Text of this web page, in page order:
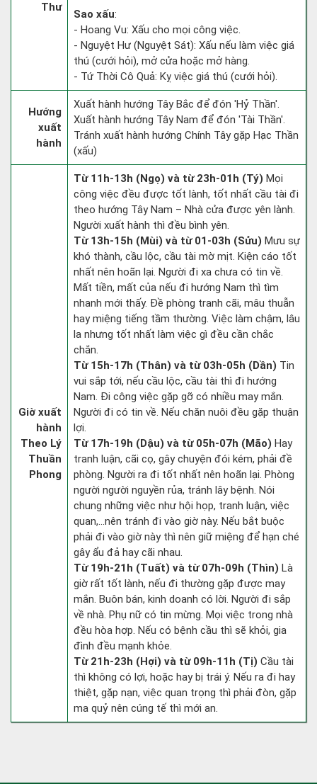
Thư
Sao xấu:
- Hoang Vu: Xấu cho mọi công việc.
- Nguyệt Hư (Nguyệt Sát): Xấu nếu làm việc giá
thú (cưới hỏi), mở cửa hoặc mở hàng.
- Tứ Thời Cô Quả: Kỵ việc giá thú (cưới hỏi).
Hướng
xuất
hành
Xuất hành hướng Tây Bắc để đón 'Hỷ Thần'.
Xuất hành hướng Tây Nam để đón 'Tài Thần'.
Tránh xuất hành hướng Chính Tây gặp Hạc Thần
(xấu)
Giờ xuất
hành
Theo Lý
Thuần
Phong
Từ 11h-13h (Ngọ) và từ 23h-01h (Tý) Mọi
công việc đều được tốt lành, tốt nhất cầu tài đi
theo hướng Tây Nam – Nhà cửa được yên lành.
Người xuất hành thì đều bình yên.
Từ 13h-15h (Mùi) và từ 01-03h (Sửu) Mưu sự
khó thành, cầu lộc, cầu tài mờ mịt. Kiện cáo tốt
nhất nên hoãn lại. Người đi xa chưa có tin về.
Mất tiền, mất của nếu đi hướng Nam thì tìm
nhanh mới thấy. Đề phòng tranh cãi, mâu thuẫn
hay miệng tiếng tầm thường. Việc làm chậm, lâu
la nhưng tốt nhất làm việc gì đều cần chắc
chắn.
Từ 15h-17h (Thân) và từ 03h-05h (Dần) Tin
vui sắp tới, nếu cầu lộc, cầu tài thì đi hướng
Nam. Đi công việc gặp gỡ có nhiều may mắn.
Người đi có tin về. Nếu chăn nuôi đều gặp thuận
lợi.
Từ 17h-19h (Dậu) và từ 05h-07h (Mão) Hay
tranh luận, cãi cọ, gây chuyện đói kém, phải đề
phòng. Người ra đi tốt nhất nên hoãn lại. Phòng
người người nguyền rủa, tránh lây bệnh. Nói
chung những việc như hội họp, tranh luận, việc
quan,…nên tránh đi vào giờ này. Nếu bắt buộc
phải đi vào giờ này thì nên giữ miệng để hạn ché
gây ẩu đả hay cãi nhau.
Từ 19h-21h (Tuất) và từ 07h-09h (Thìn) Là
giờ rất tốt lành, nếu đi thường gặp được may
mắn. Buôn bán, kinh doanh có lời. Người đi sắp
về nhà. Phụ nữ có tin mừng. Mọi việc trong nhà
đều hòa hợp. Nếu có bệnh cầu thì sẽ khỏi, gia
đình đều mạnh khỏe.
Từ 21h-23h (Hợi) và từ 09h-11h (Tị) Cầu tài
thì không có lợi, hoặc hay bị trái ý. Nếu ra đi hay
thiệt, gặp nạn, việc quan trọng thì phải đòn, gặp
ma quỷ nên cúng tế thì mới an.